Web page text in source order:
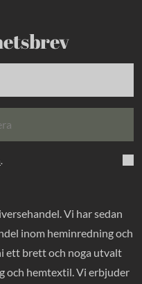
.
Vi har sedan
inom heminredning och
ett brett och noga utvalt
och hemtextil. Vi erbjuder